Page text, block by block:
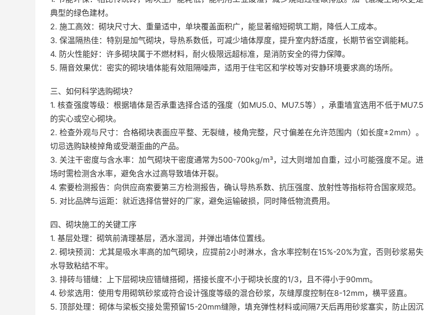
典型的绿色建材。
2. 施工高效：砌块尺寸大、重量适中，单块覆盖面积广，能显著缩短砌筑工期，降低人工成本。
3. 保温隔热佳：特别是加气砌块，导热系数低，可减少墙体厚度，提升室内舒适度，长期节省空调能耗。
4. 防火性能好：许多砌块属于不燃材料，耐火极限远超标准，是消防安全的得力保障。
5. 隔音效果优：密实的砌块墙体能有效阻隔噪声，适用于住宅区和学校等对安静环境要求高的场所。
三、如何科学选购砌块？
1. 核查强度等级：根据墙体是否承重选择合适的强度（如MU5.0、MU7.5等），承重墙宜选用不低于MU7.5
的实心或空心砌块。
2. 检查外观与尺寸：合格砌块表面应平整、无裂缝，棱角完整，尺寸偏差在允许范围内（如长度±2mm）。
切忌选购缺棱掉角或受潮歪曲的产品。
3. 关注干密度与含水率：加气砌块干密度通常为500-700kg/m³，过大则增加自重，过小可能强度不足。进
场时需检测含水率，避免含水过高导致墙体开裂。
4. 索要检测报告：向供应商索要第三方检测报告，确认导热系数、抗压强度、放射性等指标符合国家规范。
5. 对比品牌与运距：就近选择信誉好的厂家，避免运输破损，同时降低物流费用。
四、砌块施工的关键工序
1. 基层处理：砌筑前清理基层，洒水湿润，并弹出墙体位置线。
2. 砌块预润：尤其是吸水率高的加气砌块，应提前2小时淋水，含水率控制在15%-20%为宜，否则砂浆易失
水导致粘结不牢。
3. 排砖与错缝：上下层砌块应错缝搭砌，搭接长度不小于砌块长度的1/3，且不得小于90mm。
4. 砂浆选用：使用专用砌筑砂浆或符合设计强度等级的混合砂浆，灰缝厚度控制在8-12mm，横平竖直。
5. 顶部处理：砌体与梁板交接处需预留15-20mm缝隙，填充弹性材料或间隔7天后再用砂浆塞实，防止因沉